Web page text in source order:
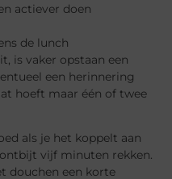
actiever doen
de lunch
is vaker opstaan een
een herinnering
hoeft maar één of twee
als je het koppelt aan
vijf minuten rekken.
douchen een korte